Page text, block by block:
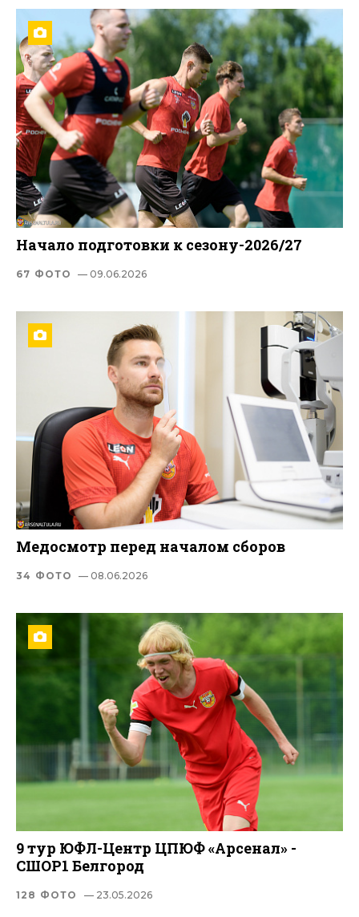
Начало подготовки к сезону-2026/27
67 ФОТО — 09.06.2026
Медосмотр перед началом сборов
34 ФОТО — 08.06.2026
9 тур ЮФЛ-Центр ЦПЮФ «Арсенал» -
СШОР1 Белгород
128 ФОТО — 23.05.2026